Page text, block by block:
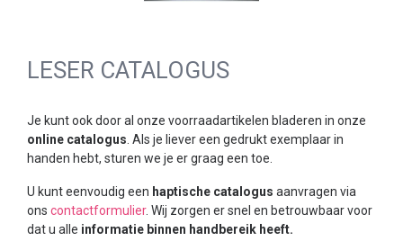
LESER CATALOGUS
Je kunt ook door al onze voorraadartikelen bladeren in onze
online catalogus . Als je liever een gedrukt exemplaar in
handen hebt, sturen we je er graag een toe.
U kunt eenvoudig een haptische catalogus aanvragen via
ons contactformulier. Wij zorgen er snel en betrouwbaar voor
dat u alle informatie binnen handbereik heeft.